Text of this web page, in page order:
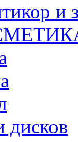
и